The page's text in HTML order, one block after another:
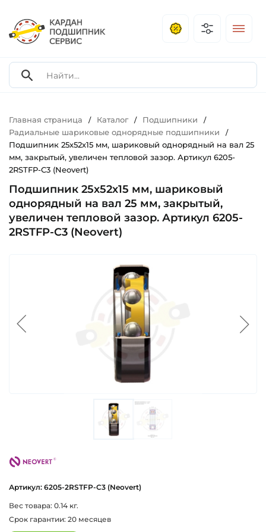
Главная страница / Каталог / Подшипники /
Радиальные шариковые однорядные подшипники /
Подшипник 25х52х15 мм, шариковый однорядный на вал 25
мм, закрытый, увеличен тепловой зазор. Артикул 6205-
2RSTFP-C3 (Neovert)
Подшипник 25х52х15 мм, шариковый
однорядный на вал 25 мм, закрытый,
увеличен тепловой зазор. Артикул 6205-
2RSTFP-C3 (Neovert)
Артикул: 6205-2RSTFP-C3 (Neovert)
Вес товара: 0.14 кг.
Срок гарантии: 20 месяцев